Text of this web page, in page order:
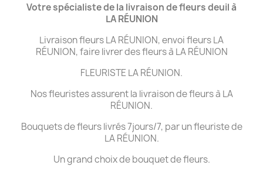
Votre spécialiste de la livraison de fleurs deuil à
LARÉUNION
Livraison fleurs LA RÉUNION, envoi fleurs LA
RÉUNION, faire livrer des fleurs à LA RÉUNION
FLEURISTE LA RÉUNION.
Nos fleuristes assurent la livraison de fleurs à LA
RÉUNION.
Bouquets de fleurs livrés 7jours/7, par un fleuriste de
LA RÉUNION.
Un grand choix de bouquet de fleurs.